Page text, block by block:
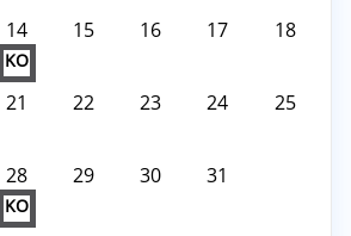
14
KO
15 16 17 18
21 22 23 24 25
28
KO
29 30 31